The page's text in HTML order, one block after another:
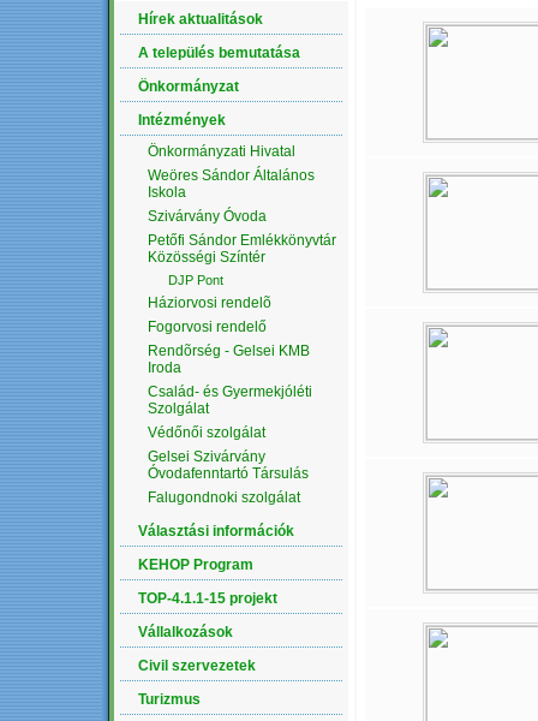
Hírek aktualitások
A település bemutatása
Önkormányzat
Intézmények
Önkormányzati Hivatal
Weöres Sándor Általános
Iskola
Szivárvány Óvoda
Petőfi Sándor Emlékkönyvtár
Közösségi Színtér
DJP Pont
Háziorvosi rendelõ
Fogorvosi rendelő
Rendõrség - Gelsei KMB
Iroda
Család- és Gyermekjóléti
Szolgálat
Védőnői szolgálat
Gelsei Szivárvány
Óvodafenntartó Társulás
Falugondnoki szolgálat
Választási információk
KEHOP Program
TOP-4.1.1-15 projekt
Vállalkozások
Civil szervezetek
Turizmus